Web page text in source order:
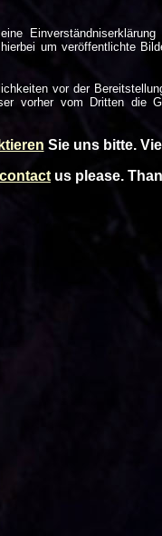
Einverständniserklärung
um veröffentlichte
vor der
vorher vom Dritten die
Sie uns bitte.
contact us please.